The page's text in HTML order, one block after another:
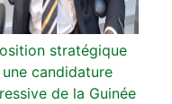
stratégique
candidature
de la Guinée